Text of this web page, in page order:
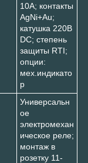
10A; контакты
AgNi+Au;
катушка 220В
DC; степень
защиты RTI;
опции:
мех.индикато
р
Универсальн
ое
электромехан
ическое реле;
монтаж в
розетку 11-